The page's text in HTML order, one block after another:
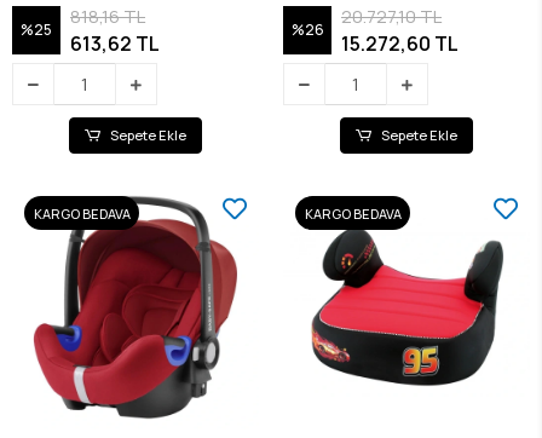
%25
818,16 TL
613,62 TL
Sepete Ekle
Baza / Storm Grey
%26
20.727,10 TL
15.272,60 TL
Sepete Ekle
KARGO BEDAVA KARGO BEDAVA